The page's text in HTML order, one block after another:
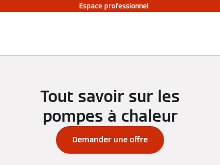
Espace professionnel
Tout savoir sur les
pompes à chaleur
Demander une offre